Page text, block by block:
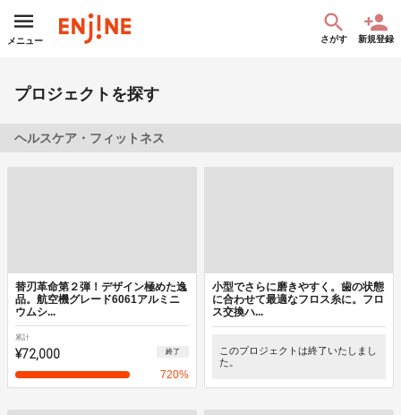
メニュー さがす 新規登録
プロジェクトを探す
ヘルスケア・フィットネス
替刃革命第２弾！デザイン極めた逸
品。航空機グレード6061アルミニ
ウムシ...
累計
¥72,000 終了
720%
小型でさらに磨きやすく。歯の状態
に合わせて最適なフロス糸に。フロ
ス交換ハ...
このプロジェクトは終了いたしまし
た。